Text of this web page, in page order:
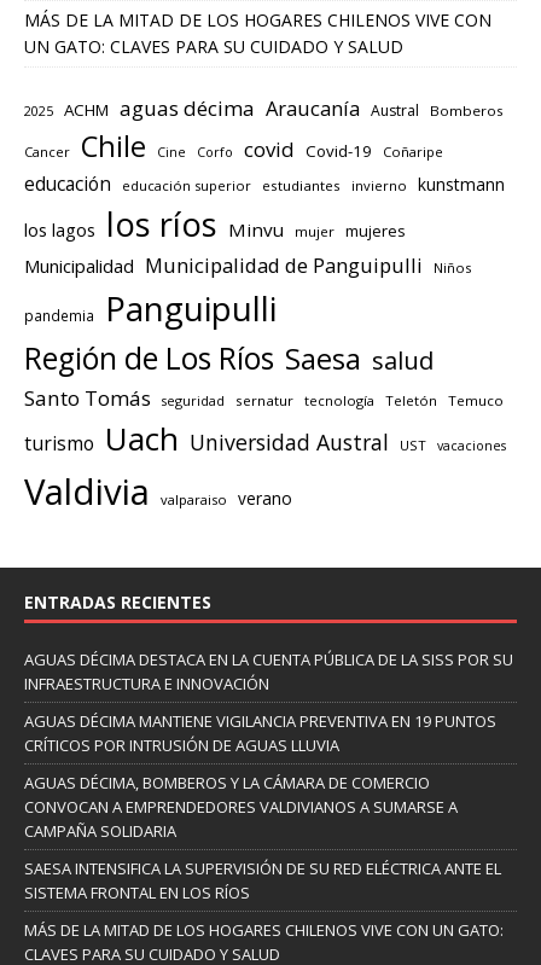
MÁS DE LA MITAD DE LOS HOGARES CHILENOS VIVE CON
UN GATO: CLAVES PARA SU CUIDADO Y SALUD
2025 ACHM aguas décima Araucanía Austral Bomberos
Cancer Chile Cine Corfo covid Covid-19 Coñaripe
educación educación superior estudiantes invierno kunstmann
los lagos los ríos Minvu mujer mujeres
Municipalidad Municipalidad de Panguipulli Niños
pandemia Panguipulli
Región de Los Ríos Saesa salud
Santo Tomás seguridad sernatur tecnología Teletón Temuco
turismo Uach Universidad Austral UST vacaciones
Valdivia valparaiso verano
ENTRADAS RECIENTES
AGUAS DÉCIMA DESTACA EN LA CUENTA PÚBLICA DE LA SISS POR SU
INFRAESTRUCTURA E INNOVACIÓN
AGUAS DÉCIMA MANTIENE VIGILANCIA PREVENTIVA EN 19 PUNTOS
CRÍTICOS POR INTRUSIÓN DE AGUAS LLUVIA
AGUAS DÉCIMA, BOMBEROS Y LA CÁMARA DE COMERCIO
CONVOCAN A EMPRENDEDORES VALDIVIANOS A SUMARSE A
CAMPAÑA SOLIDARIA
SAESA INTENSIFICA LA SUPERVISIÓN DE SU RED ELÉCTRICA ANTE EL
SISTEMA FRONTAL EN LOS RÍOS
MÁS DE LA MITAD DE LOS HOGARES CHILENOS VIVE CON UN GATO:
CLAVES PARA SU CUIDADO Y SALUD